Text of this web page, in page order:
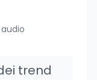
trend